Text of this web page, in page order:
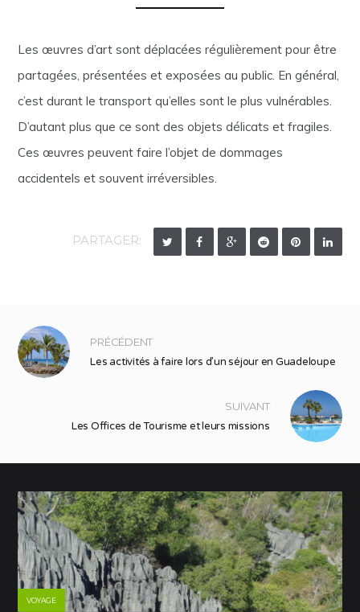
Les œuvres d’art sont déplacées régulièrement pour être
partagées, présentées et exposées au public. En général,
c’est durant le transport qu’elles sont le plus vulnérables.
D’autant plus que ce sont des objets délicats et fragiles.
Ces œuvres peuvent faire l’objet de dommages
accidentels et souvent irréversibles.
PARTAGER:
PRÉCÉDENT
Les activités à faire lors d’un séjour en Guadeloupe
SUIVANT
Les Offices de Tourisme et leurs missions
VOYAGE